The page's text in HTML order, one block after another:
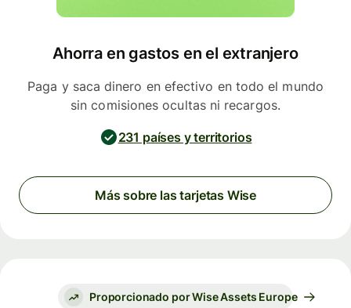
Ahorra en gastos en el extranjero
Paga y saca dinero en efectivo en todo el mundo
sin comisiones ocultas ni recargos.
231 países y territorios
Más sobre las tarjetas Wise
Proporcionado por Wise Assets Europe